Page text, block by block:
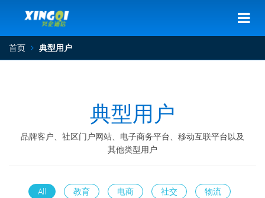
首页 典型用户
典型用户
品牌客户、社区门户网站、电子商务平台、移动互联平台以及
其他类型用户
All 教育 电商 社交
物流